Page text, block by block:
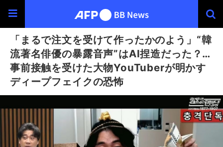
「まるで注文を受けて作ったかのよう」“韓
流著名俳優の暴露音声”はAI捏造だった？…
事前接触を受けた大物YouTuberが明かす
ディープフェイクの恐怖